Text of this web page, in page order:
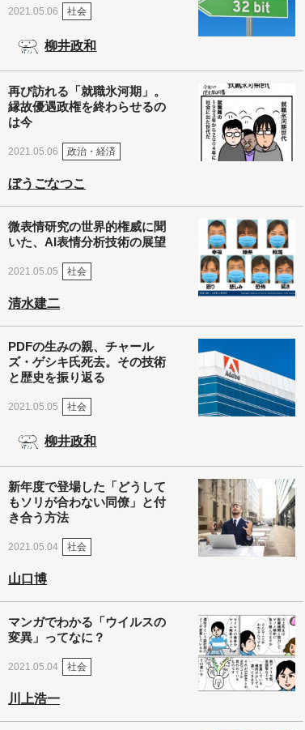
2021.05.06 社会
柳井政和
再び訪れる「就職氷河期」。
縁故優遇政権を終わらせるの
は今
2021.05.06 政治・経済
ぼうごなつこ
微表情研究の世界的権威に聞
いた、AI表情分析技術の展望
2021.05.05 社会
清水建二
PDFの生みの親、チャール
ズ・ゲシキ氏死去。その技術
と歴史を振り返る
2021.05.05 社会
柳井政和
新年度で登場した「どうして
もソリが合わない同僚」と付
き合う方法
2021.05.04 社会
山口博
マンガでわかる「ウイルスの
変異」ってなに？
2021.05.04 社会
川上浩一